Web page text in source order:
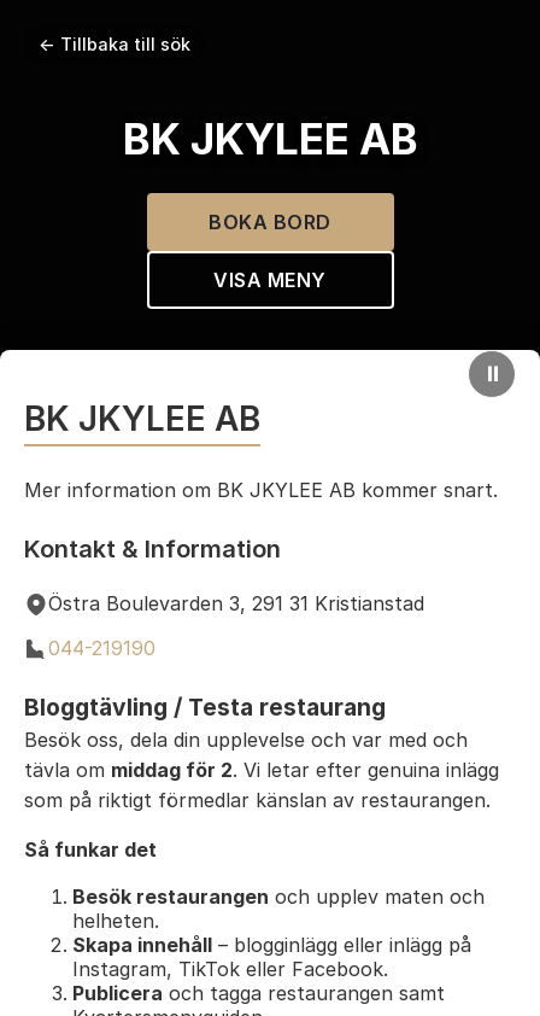
← Tillbaka till sök
BK JKYLEE AB
BOKA BORD
VISA MENY
⏸
BK JKYLEE AB
Mer information om BK JKYLEE AB kommer snart.
Kontakt & Information
Östra Boulevarden 3, 291 31 Kristianstad
044-219190
Bloggtävling / Testa restaurang
Besök oss, dela din upplevelse och var med och
tävla om middag för 2. Vi letar efter genuina inlägg
som på riktigt förmedlar känslan av restaurangen.
Så funkar det
Besök restaurangen och upplev maten och
helheten.
Skapa innehåll – blogginlägg eller inlägg på
Instagram, TikTok eller Facebook.
Publicera och tagga restaurangen samt